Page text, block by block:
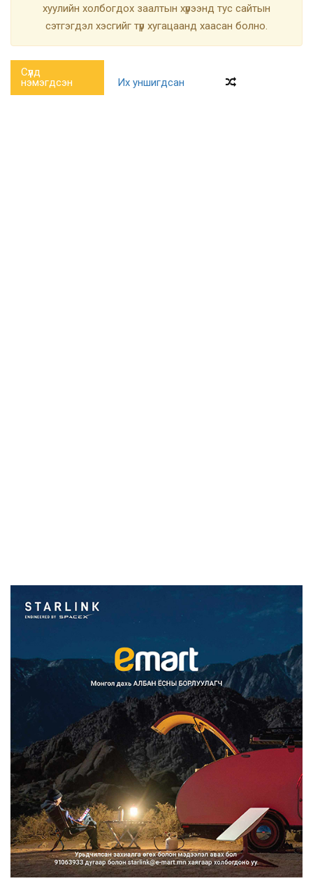
хуулийн холбогдох заалтын хүрээнд тус сайтын
сэтгэгдэл хэсгийг түр хугацаанд хаасан болно.
Сүүлд
нэмэгдсэн
Их уншигдсан